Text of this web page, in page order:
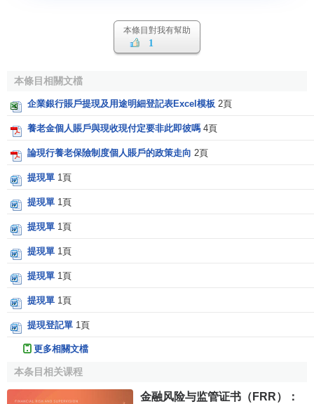
交割規定：黃金品種Au99.99的交割標
條，是經上海黃金交易所
的，金含量不低於99.99%的標準金條。Au99.95的交割標
準：標準重量3千克、成色不低於99.95%的金錠。
克以下，該品種不能申請
不能申請交割
到本公司簽訂貴金屬電子交易合同。
2、可提貨賬戶黃金開戶金額最低為25，000元，
開戶資金劃轉到公司黃金交易以下專戶銀行轉賬請寫清楚您
的姓名，並把銀行轉賬底單或
司，以示證明。
3、 轉入本公司黃金交易專戶後劃轉上海黃金交
本條目對我有幫助
1
本條目相關文檔
企業銀行賬戶提現及用途明細登記表Excel模板 2頁
養老金個人賬戶與現收現付定要非此即彼嗎 4頁
論現行養老保險制度個人賬戶的政策走向 2頁
提現單 1頁
提現單 1頁
提現單 1頁
提現單 1頁
提現單 1頁
提現單 1頁
提現登記單 1頁
更多相關文檔
本条目相关课程
金融风险与监管证书（FRR）：